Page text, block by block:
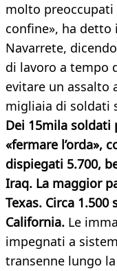
molto
confine», ha detto
Navarrete,
di lavoro a tempo
evitare un assalto
migliaia di soldati
Dei 15mila soldati
«fermare l’orda»,
dispiegati 5.700,
Iraq. La maggior
Texas. Circa
California. Le
impegnati a
transenne lungo